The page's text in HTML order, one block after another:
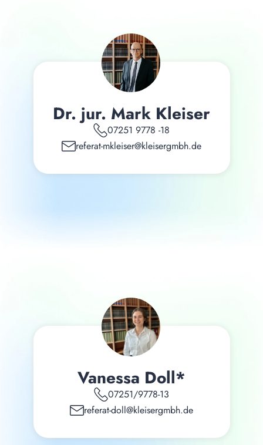
Dr. jur. Mark Kleiser
07251 9778 -18
referat-mkleiser@kleisergmbh.de
Vanessa Doll*
07251/9778-13
referat-doll@kleisergmbh.de